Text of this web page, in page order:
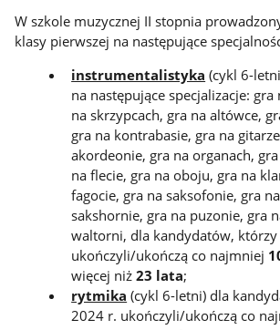
W szkole muzycznej II stopnia
klasy pierwszej na następujące
instrumentalistyka (cykl 6-
na następujące specjalizacje:
na skrzypcach, gra na altówce,
gra na kontrabasie, gra na
akordeonie, gra na organach,
na flecie, gra na oboju, gra na
fagocie, gra na saksofonie, gra
sakshornie, gra na puzonie, gra
waltorni, dla kandydatów,
ukończyli/ukończą co najmniej
więcej niż 23 lata;
rytmika (cykl 6-letni) dla
2024 r. ukończyli/ukończą co